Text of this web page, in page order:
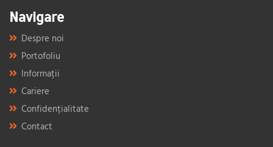
Navigare
Despre noi
Portofoliu
Informații
Cariere
Confidențialitate
Contact